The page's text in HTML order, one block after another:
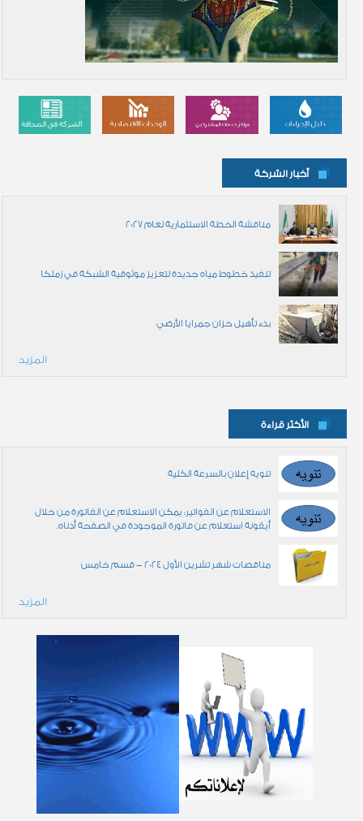
أخبار الشركة
مناقشة الخطة الاستثمارية لعام 2027
تنفيذ خطوط مياه جديدة لتعزيز موثوقية الشبكة في زملكا
بدء تأهيل خزان جمرايا الأرضي
المزيد
الأكثر قراءة
تنويه إعلان بالسرعة الكلية
الاستعلام عن الفواتير: يمكن الاستعلام عن الفاتورة من خلال
أيقونة استعلام عن فاتورة الموجودة في الصفحة أدناه.
مناقصات شهر تشرين الأول 2024 - قسم خامس
المزيد